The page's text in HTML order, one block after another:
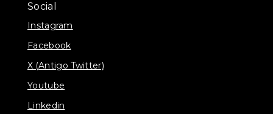
Social
Instagram
Facebook
X (Antigo Twitter)
Youtube
Linkedin